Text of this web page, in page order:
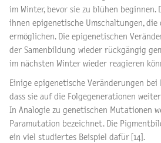
im Winter, bevor sie zu blühen beginnen.
ihnen epigenetische Umschaltungen, die
ermöglichen. Die epigenetischen
der Samenbildung wieder rückgängig
im nächsten Winter wieder reagieren
Einige epigenetische Veränderungen bei
dass sie auf die Folgegenerationen
In Analogie zu genetischen Mutationen
Paramutation bezeichnet. Die
ein viel studiertes Beispiel dafür [14].